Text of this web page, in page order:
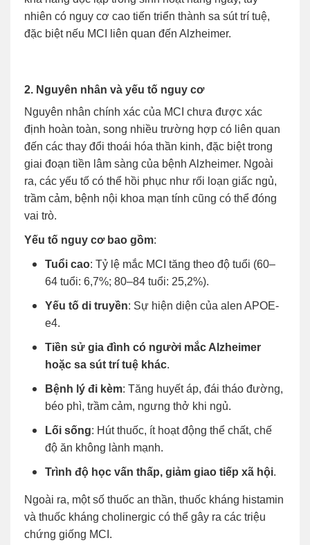
nhiên có nguy cơ cao tiến triển thành sa sút trí tuệ,
đặc biệt nếu MCI liên quan đến Alzheimer.
2. Nguyên nhân và yếu tố nguy cơ
Nguyên nhân chính xác của MCI chưa được xác
định hoàn toàn, song nhiều trường hợp có liên quan
đến các thay đổi thoái hóa thần kinh, đặc biệt trong
giai đoạn tiền lâm sàng của bệnh Alzheimer. Ngoài
ra, các yếu tố có thể hồi phục như rối loạn giấc ngủ,
trầm cảm, bệnh nội khoa mạn tính cũng có thể đóng
vai trò.
Yếu tố nguy cơ bao gồm:
Tuổi cao: Tỷ lệ mắc MCI tăng theo độ tuổi (60–
64 tuổi: 6,7%; 80–84 tuổi: 25,2%).
Yếu tố di truyền: Sự hiện diện của alen APOE-
e4.
Tiền sử gia đình có người mắc Alzheimer
hoặc sa sút trí tuệ khác.
Bệnh lý đi kèm: Tăng huyết áp, đái tháo đường,
béo phì, trầm cảm, ngưng thở khi ngủ.
Lối sống: Hút thuốc, ít hoạt động thể chất, chế
độ ăn không lành mạnh.
Trình độ học vấn thấp, giảm giao tiếp xã hội.
Ngoài ra, một số thuốc an thần, thuốc kháng histamin
và thuốc kháng cholinergic có thể gây ra các triệu
chứng giống MCI.